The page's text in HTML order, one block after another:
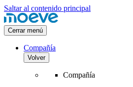
Saltar al contenido principal
Cerrar menú
Compañía
Volver
Compañía